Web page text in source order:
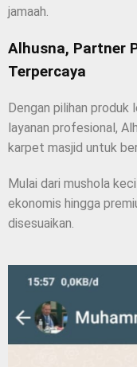
jamaah.
Alhusna, Partner
Terpercaya
Dengan pilihan
layanan profesional,
karpet masjid untuk
Mulai dari mushola
ekonomis hingga
disesuaikan.